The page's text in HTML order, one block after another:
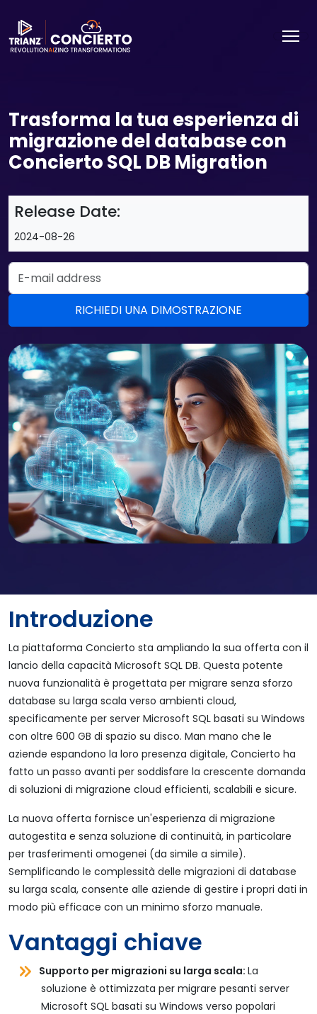
Trasforma la tua esperienza di
migrazione del database con
Concierto SQL DB Migration
Release Date:
2024-08-26
Email Address
Introduzione
La piattaforma Concierto sta ampliando la sua offerta con il
lancio della capacità Microsoft SQL DB. Questa potente
nuova funzionalità è progettata per migrare senza sforzo
database su larga scala verso ambienti cloud,
specificamente per server Microsoft SQL basati su Windows
con oltre 600 GB di spazio su disco. Man mano che le
aziende espandono la loro presenza digitale, Concierto ha
fatto un passo avanti per soddisfare la crescente domanda
di soluzioni di migrazione cloud efficienti, scalabili e sicure.
La nuova offerta fornisce un'esperienza di migrazione
autogestita e senza soluzione di continuità, in particolare
per trasferimenti omogenei (da simile a simile).
Semplificando le complessità delle migrazioni di database
su larga scala, consente alle aziende di gestire i propri dati in
modo più efficace con un minimo sforzo manuale.
Vantaggi chiave
Supporto per migrazioni su larga scala: La
soluzione è ottimizzata per migrare pesanti server
Microsoft SQL basati su Windows verso popolari